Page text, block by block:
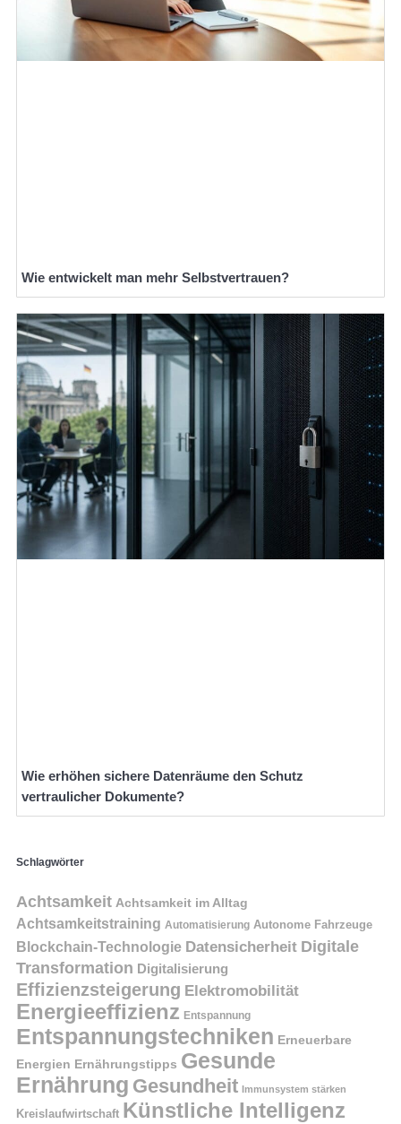
Wie entwickelt man mehr Selbstvertrauen?
Wie erhöhen sichere Datenräume den Schutz
vertraulicher Dokumente?
Schlagwörter
Achtsamkeit Achtsamkeit im Alltag
Achtsamkeitstraining Automatisierung Autonome Fahrzeuge
Blockchain-Technologie Datensicherheit Digitale
Transformation Digitalisierung
Effizienzsteigerung Elektromobilität
Energieeffizienz Entspannung
Entspannungstechniken Erneuerbare
Energien Ernährungstipps Gesunde
Ernährung Gesundheit Immunsystem stärken
Kreislaufwirtschaft Künstliche Intelligenz